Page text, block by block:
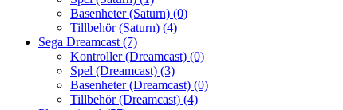
Basenheter (Saturn) (0)
Tillbehör (Saturn) (4)
Sega Dreamcast (7)
Kontroller (Dreamcast) (0)
Spel (Dreamcast) (3)
Basenheter (Dreamcast) (0)
Tillbehör (Dreamcast) (4)